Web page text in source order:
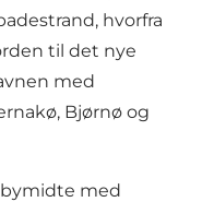
hvorfra
til det nye
med
Bjørnø og
bymidte med